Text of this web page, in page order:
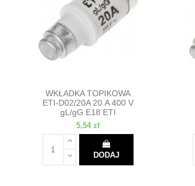
WKŁADKA TOPIKOWA
ETI-D02/20A 20 A 400 V
gL/gG E18 ETI
5,54 zł
DODAJ